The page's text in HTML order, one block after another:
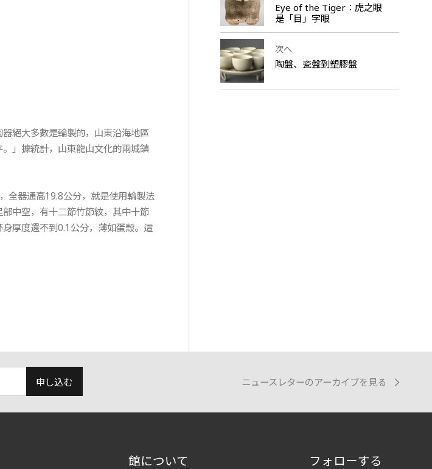
絕大多數是輪製的，山東沿海地區
」據統計，山東龍山文化的兩城鎮
全器通高19.8公分，就是使用輪製法
中空，有十二節竹節紋，其中十節
厚度還不到0.1公分，薄如蛋殼。這
Eye of the Tiger：虎之眼
是「目」字眼
次へ
陶盤、瓷盤到塑膠盤
申し込む ニュースレターのアーカイブを見る
館について フォローする